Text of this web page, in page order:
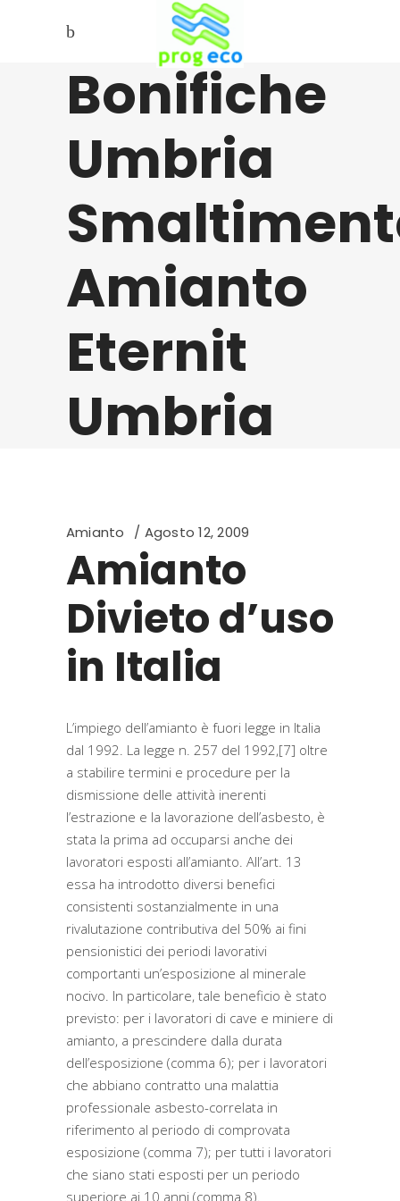
Bonifiche
Umbria
Amianto
Eternit
Umbria
Amianto Agosto 12, 2009
Amianto
Divieto d’uso
in Italia
L’impiego dell’amianto è fuori legge in Italia
dal 1992. La legge n. 257 del 1992,[7] oltre
a stabilire termini e procedure per la
dismissione delle attività inerenti
l’estrazione e la lavorazione dell’asbesto, è
stata la prima ad occuparsi anche dei
lavoratori esposti all’amianto. All’art. 13
essa ha introdotto diversi benefici
consistenti sostanzialmente in una
rivalutazione contributiva del 50% ai fini
pensionistici dei periodi lavorativi
comportanti un’esposizione al minerale
nocivo. In particolare, tale beneficio è stato
previsto: per i lavoratori di cave e miniere di
amianto, a prescindere dalla durata
dell’esposizione (comma 6); per i lavoratori
che abbiano contratto una malattia
professionale asbesto-correlata in
riferimento al periodo di comprovata
esposizione (comma 7); per tutti i lavoratori
che siano stati esposti per un periodo
superiore ai 10 anni (comma 8).